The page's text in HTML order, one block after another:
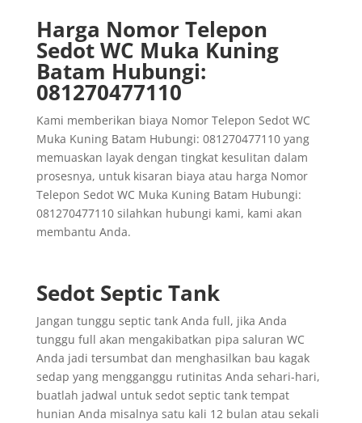
Harga Nomor Telepon
Sedot WC Muka Kuning
Batam Hubungi:
081270477110
Kami memberikan biaya Nomor Telepon Sedot WC
Muka Kuning Batam Hubungi: 081270477110 yang
memuaskan layak dengan tingkat kesulitan dalam
prosesnya, untuk kisaran biaya atau harga Nomor
Telepon Sedot WC Muka Kuning Batam Hubungi:
081270477110 silahkan hubungi kami, kami akan
membantu Anda.
Sedot Septic Tank
Jangan tunggu septic tank Anda full, jika Anda
tunggu full akan mengakibatkan pipa saluran WC
Anda jadi tersumbat dan menghasilkan bau kagak
sedap yang mengganggu rutinitas Anda sehari-hari,
buatlah jadwal untuk sedot septic tank tempat
hunian Anda misalnya satu kali 12 bulan atau sekali